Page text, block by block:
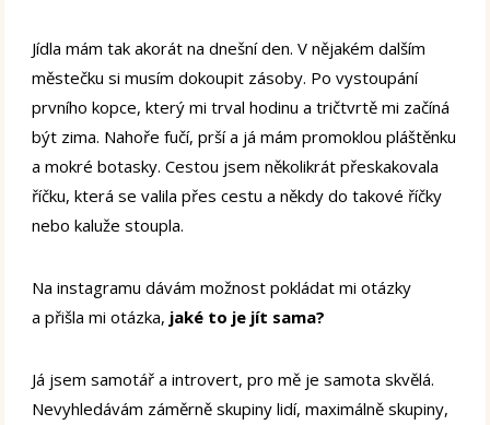
Jídla mám tak akorát na dnešní den. V nějakém dalším
městečku si musím dokoupit zásoby. Po vystoupání
prvního kopce, který mi trval hodinu a tričtvrtě mi začíná
být zima. Nahoře fučí, prší a já mám promoklou pláštěnku
a mokré botasky. Cestou jsem několikrát přeskakovala
říčku, která se valila přes cestu a někdy do takové říčky
nebo kaluže stoupla.
Na instagramu dávám možnost pokládat mi otázky
a přišla mi otázka, jaké to je jít sama?
Já jsem samotář a introvert, pro mě je samota skvělá.
Nevyhledávám záměrně skupiny lidí, maximálně skupiny,